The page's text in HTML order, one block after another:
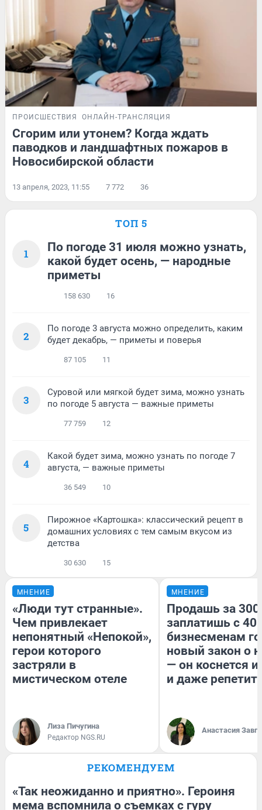
ПРОИСШЕСТВИЯ ОНЛАЙН-ТРАНСЛЯЦИЯ
Сгорим или утонем? Когда ждать
паводков и ландшафтных пожаров в
Новосибирской области
13 апреля, 2023, 11:55 7 772 36
ТОП 5
1
По погоде 31 июля можно узнать,
какой будет осень, — народные
приметы
158 630 16
2
По погоде 3 августа можно определить, каким
будет декабрь, — приметы и поверья
87 105 11
3
Суровой или мягкой будет зима, можно узнать
по погоде 5 августа — важные приметы
77 759 12
4
Какой будет зима, можно узнать по погоде 7
августа, — важные приметы
36 549 10
5
Пирожное «Картошка»: классический рецепт в
домашних условиях с тем самым вкусом из
детства
30 630 15
МНЕНИЕ
«Люди тут странные».
Чем привлекает
непонятный «Непокой»,
герои которого
застряли в
мистическом отеле
Лиза Пичугина
Редактор NGS.RU
МНЕНИЕ
Продашь за
заплатишь с
бизнесменам
новый закон о
— он коснется
и даже
Анастасия
РЕКОМЕНДУЕМ
«Так неожиданно и приятно». Героиня
мема вспомнила о съемках с гуру